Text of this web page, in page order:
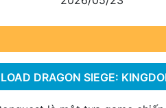
DRAGON SIEGE: